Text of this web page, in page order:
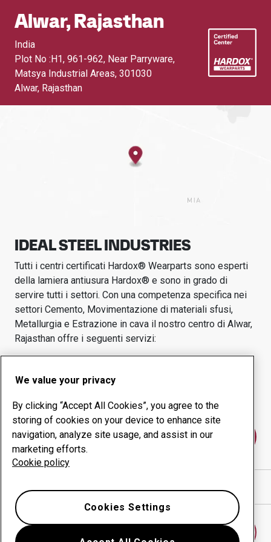
Alwar, Rajasthan
India
Plot No :H1, 961-962, Near Parryware,
Matsya Industrial Areas, 301030
Alwar, Rajasthan
IDEAL STEEL INDUSTRIES
Tutti i centri certificati Hardox® Wearparts sono esperti
della lamiera antiusura Hardox® e sono in grado di
servire tutti i settori. Con una competenza specifica nei
settori Cemento, Movimentazione di materiali sfusi,
Metallurgia e Estrazione in cava il nostro centro di Alwar,
Rajasthan offre i seguenti servizi:
Gestione della
produttività
Contattaci
We value your privacy
By clicking “Accept All Cookies”, you agree to the
storing of cookies on your device to enhance site
navigation, analyze site usage, and assist in our
marketing efforts.
Cookie policy
Cookies Settings